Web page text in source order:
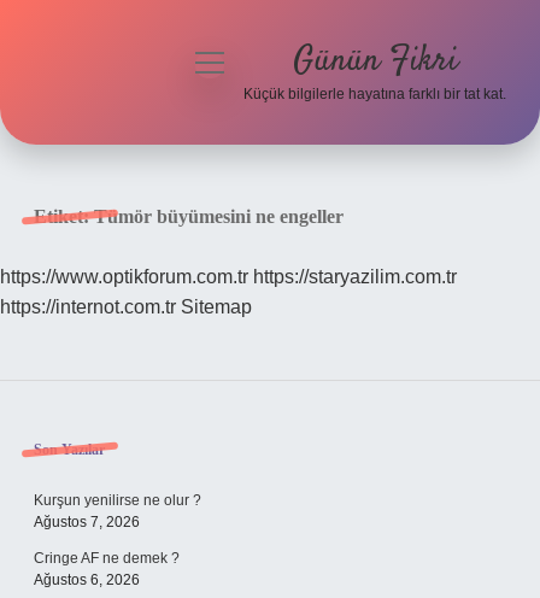
Hakkımızda
menüyü
Günün Fikri
Küçük bilgilerle hayatına farklı bir tat kat.
Etiket:Tümör büyümesini ne engeller
https://www.optikforum.com.tr https://staryazilim.com.tr
https://internot.com.tr Sitemap
Sidebar
Son Yazılar
Kurşun yenilirse ne olur ?
Ağustos 7, 2026
Cringe AF ne demek ?
Ağustos 6, 2026